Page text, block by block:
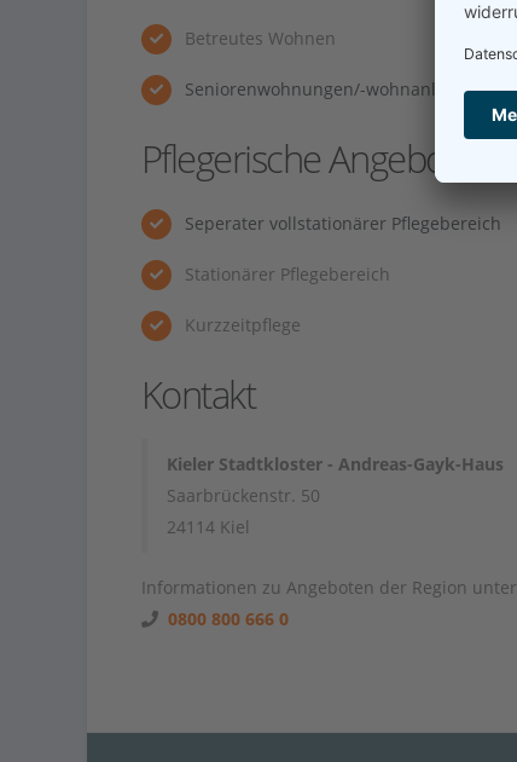
Betreutes Wohnen
Seniorenwohnungen/-wohnanlage
Pflegerische Angebote
Seperater vollstationärer Pflegebereich
Stationärer Pflegebereich
Kurzzeitpflege
Kontakt
Kieler Stadtkloster - Andreas-Gayk-Haus
Saarbrückenstr. 50
24114 Kiel
Informationen zu Angeboten der Region unter
0800 800 666 0